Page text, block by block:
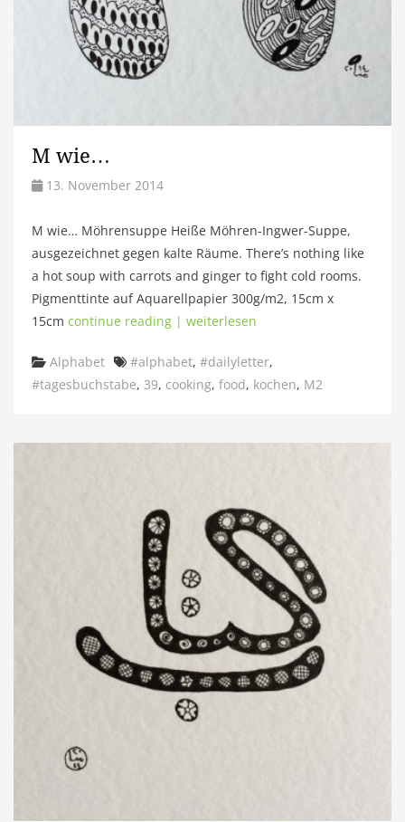
M wie…
13. November 2014
M wie… Möhrensuppe Heiße Möhren-Ingwer-Suppe,
ausgezeichnet gegen kalte Räume. There’s nothing like
a hot soup with carrots and ginger to fight cold rooms.
Pigmenttinte auf Aquarellpapier 300g/m2, 15cm x
15cm continue reading | weiterlesen
Categories
Alphabet Tags
#alphabet, #dailyletter,
#tagesbuchstabe, 39, cooking, food, kochen, M2